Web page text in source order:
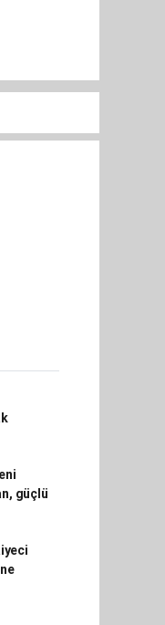
güçlü